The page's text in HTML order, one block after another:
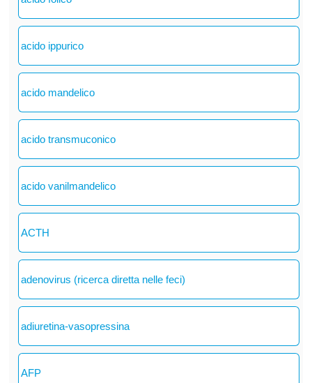
acido ippurico
acido mandelico
acido transmuconico
acido vanilmandelico
ACTH
adenovirus (ricerca diretta nelle feci)
adiuretina-vasopressina
AFP